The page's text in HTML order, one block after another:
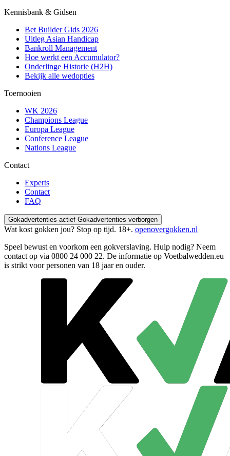
Kennisbank & Gidsen
Bet Builder Gids 2026
Uitleg Asian Handicap
Bankroll Management
Hoe werkt een Accumulator?
Onderlinge Historie (H2H)
Bekijk alle wedopties
Toernooien
WK 2026
Champions League
Europa League
Conference League
Nations League
Contact
Experts
Contact
FAQ
Gokadvertenties actief Gokadvertenties verborgen
Wat kost gokken jou? Stop op tijd. 18+. openovergokken.nl
Speel bewust en voorkom een gokverslaving. Hulp nodig? Neem
contact op via 0800 24 000 22. De informatie op Voetbalwedden.eu
is strikt voor personen van 18 jaar en ouder.